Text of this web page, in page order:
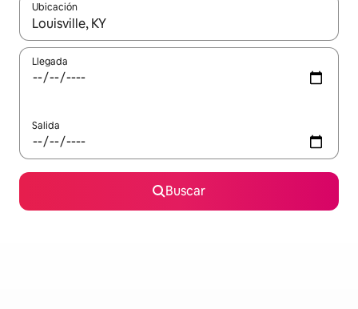
Ubicación
Cuando los resultados estén disponibles, navega con las
Llegada
Salida
Buscar